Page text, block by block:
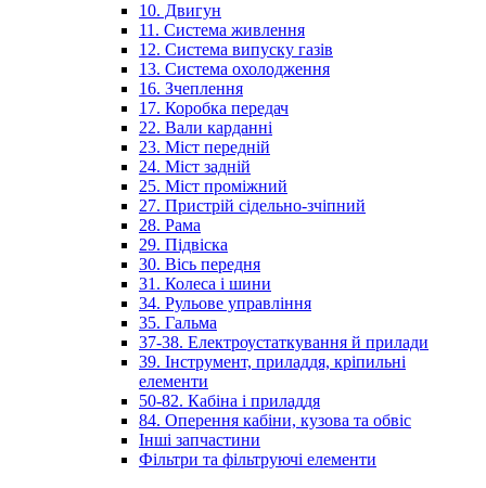
10. Двигун
11. Система живлення
12. Система випуску газів
13. Система охолодження
16. Зчеплення
17. Коробка передач
22. Вали карданні
23. Міст передній
24. Міст задній
25. Міст проміжний
27. Пристрій сідельно-зчіпний
28. Рама
29. Підвіска
30. Вісь передня
31. Колеса і шини
34. Рульове управління
35. Гальма
37-38. Електроустаткування й прилади
39. Інструмент, приладдя, кріпильні
елементи
50-82. Кабіна і приладдя
84. Оперення кабіни, кузова та обвіс
Інші запчастини
Фільтри та фільтруючі елементи